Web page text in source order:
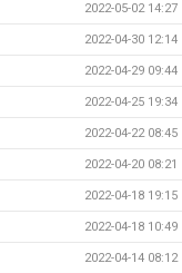
2022-05-02 14:27
2022-04-30 12:14
2022-04-29 09:44
2022-04-25 19:34
2022-04-22 08:45
2022-04-20 08:21
2022-04-18 19:15
2022-04-18 10:49
2022-04-14 08:12